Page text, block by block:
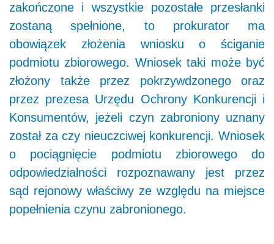
zakończone i wszystkie pozostałe przesłanki
zostaną spełnione, to prokurator ma
obowiązek złożenia wniosku o ściganie
podmiotu zbiorowego. Wniosek taki może być
złożony także przez pokrzywdzonego oraz
przez prezesa Urzędu Ochrony Konkurencji i
Konsumentów, jeżeli czyn zabroniony uznany
został za czy nieuczciwej konkurencji. Wniosek
o pociągnięcie podmiotu zbiorowego do
odpowiedzialności rozpoznawany jest przez
sąd rejonowy właściwy ze względu na miejsce
popełnienia czynu zabronionego.